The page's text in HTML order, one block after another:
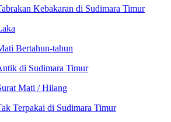
Kebakaran di Sudimara Timur
Bertahun-tahun
di Sudimara Timur
Mati / Hilang
Terpakai di Sudimara Timur